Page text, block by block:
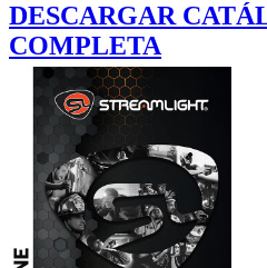
DESCARGAR
COMPLETA